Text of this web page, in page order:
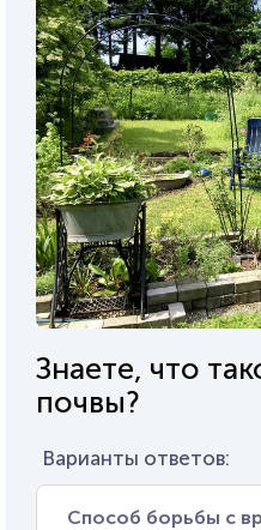
Знаете, что
почвы?
Варианты ответов:
Способ борьбы с